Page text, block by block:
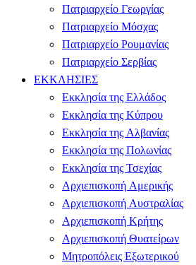
Πατριαρχείο Γεωργίας
Πατριαρχείο Μόσχας
Πατριαρχείο Ρουμανίας
Πατριαρχείο Σερβίας
ΕΚΚΛΗΣΙΕΣ
Εκκλησία της Ελλάδος
Εκκλησία της Κύπρου
Εκκλησία της Αλβανίας
Εκκλησία της Πολωνίας
Εκκλησία της Τσεχίας
Αρχιεπισκοπή Αμερικής
Αρχιεπισκοπή Αυστραλίας
Αρχιεπισκοπή Κρήτης
Αρχιεπισκοπή Θυατείρων
Μητροπόλεις Εξωτερικού